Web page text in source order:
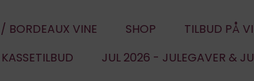
BORDEAUX VINE SHOP
TILBUD PÅ
JUL 2026 - JULEGAVER &